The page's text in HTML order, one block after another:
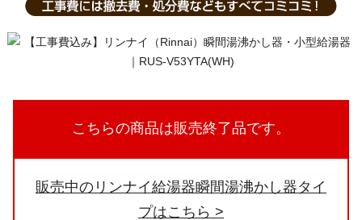
こちらの商品は販売終了品です。
販売中のリンナイ給湯器瞬間湯沸かし器タイ
プはこちら